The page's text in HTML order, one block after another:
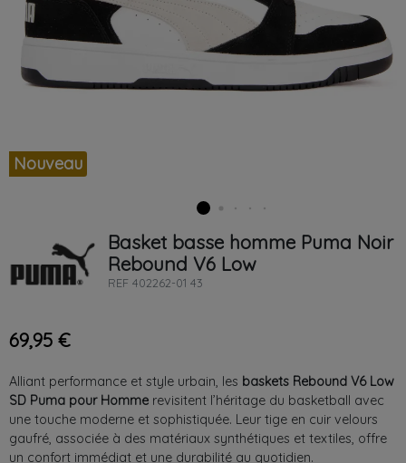
Nouveau
Basket basse homme Puma Noir
Rebound V6 Low
REF 402262-01 43
69,95 €
Alliant performance et style urbain, les baskets Rebound V6 Low
SD Puma pour Homme revisitent l’héritage du basketball avec
une touche moderne et sophistiquée. Leur tige en cuir velours
gaufré, associée à des matériaux synthétiques et textiles, offre
un confort immédiat et une durabilité au quotidien.